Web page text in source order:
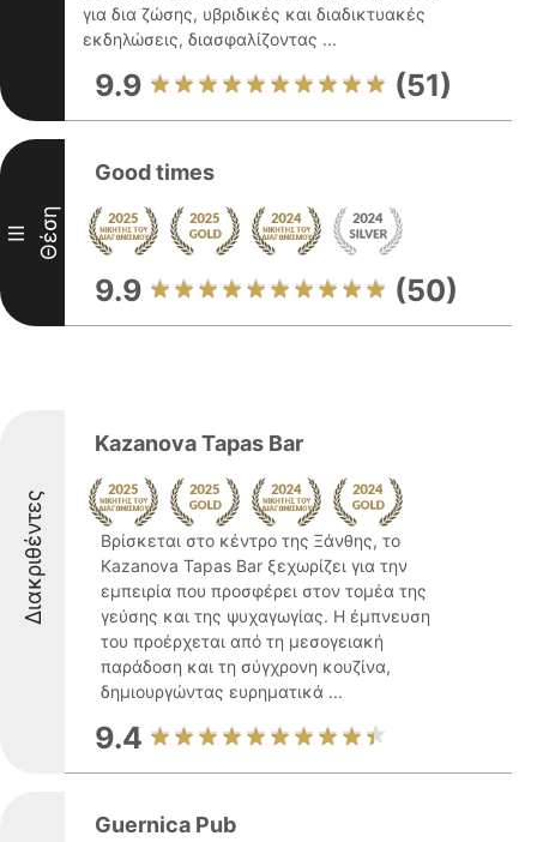
για δια ζώσης, υβριδικές και διαδικτυακές
εκδηλώσεις, διασφαλίζοντας ...
9.9 (51)
III Θέση
Good times
9.9 (50)
Διακριθέντες
Kazanova Tapas Bar
Βρίσκεται στο κέντρο της Ξάνθης, το
Kazanova Tapas Bar ξεχωρίζει για την
εμπειρία που προσφέρει στον τομέα της
γεύσης και της ψυχαγωγίας. Η έμπνευση
του προέρχεται από τη μεσογειακή
παράδοση και τη σύγχρονη κουζίνα,
δημιουργώντας ευρηματικά ...
9.4
Guernica Pub